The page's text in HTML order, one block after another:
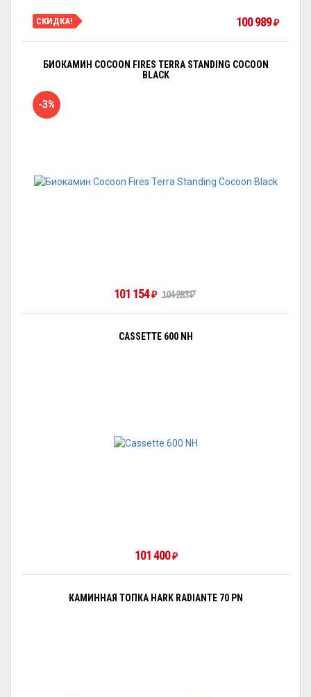
СКИДКА! 100 989 ₽
БИОКАМИН COCOON FIRES TERRA STANDING COCOON
BLACK
-3%
101 154 ₽ 104 283₽
CASSETTE 600 NH
101 400 ₽
КАМИННАЯ ТОПКА HARK RADIANTE 70 PN